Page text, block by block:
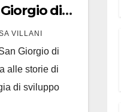
di
VILLANI
Giorgio di
alle storie di
di sviluppo